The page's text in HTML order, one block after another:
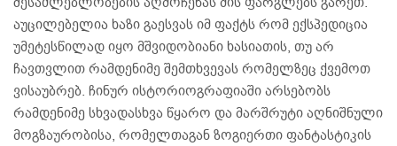
აუცილებელია ხაზი გაესვას იმ ფაქტს რომ ექსპედიცია
უმეტესწილად იყო მშვიდობიანი ხასიათის, თუ არ
ჩავთვლით რამდენიმე შემთხვევას რომელზეც ქვემოთ
ვისაუბრებ. ჩინურ ისტორიოგრაფიაში არსებობს
რამდენიმე სხვადასხვა წყარო და მარშრუტი აღნიშნული
მოგზაურობისა, რომელთაგან ზოგიერთი ფანტასტიკის